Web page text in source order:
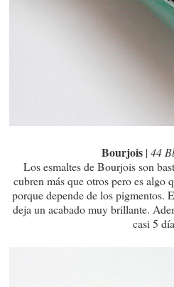
Bourjois | 44
Los esmaltes de Bourjois son
cubren más que otros pero es algo
porque depende de los pigmentos.
deja un acabado muy brillante.
casi 5